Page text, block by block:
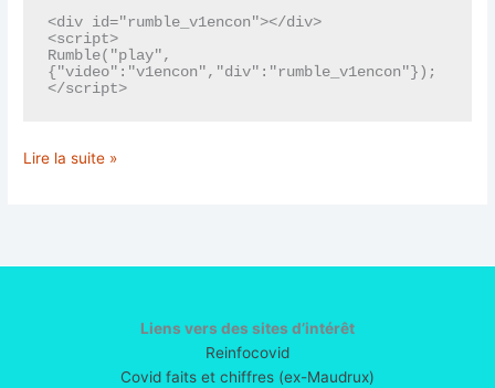
<div id="rumble_v1encon"></div>
<script>
Rumble("play",
{"video":"v1encon","div":"rumble_v1encon"});
</script>
COMMENT
Lire la suite »
Liens vers des sites d’intérêt
Reinfocovid
Covid faits et chiffres (ex-Maudrux)